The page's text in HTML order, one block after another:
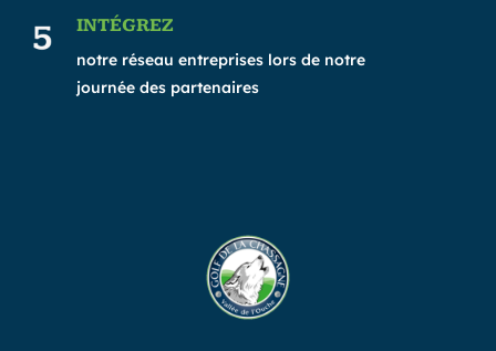
INTÉGREZ
notre réseau entreprises lors de notre
journée des partenaires